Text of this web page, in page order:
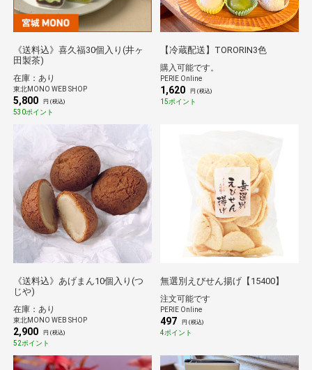
《送料込》喜久福30個入り(井ヶ
田製茶)
在庫：あり
東北MONO WEB SHOP
5,800 円 (税込)
530ポイント
【冷蔵配送】TORORIN3色
購入可能です。
PERIE Online
1,620 円 (税込)
15ポイント
《送料込》あげまん10個入り(つ
じや)
在庫：あり
東北MONO WEB SHOP
2,900 円 (税込)
52ポイント
無選別えびせん揚げ【15400】
注文可能です
PERIE Online
497 円 (税込)
4ポイント